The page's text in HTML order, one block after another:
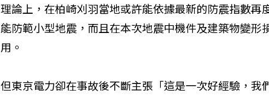
理論上，在柏崎刈羽當地或許能依據最新的防震指數再
能防範小型地震，而且在本次地震中機件及建築物變形
用。
但東京電力卻在事故後不斷主張「這是一次好經驗，我